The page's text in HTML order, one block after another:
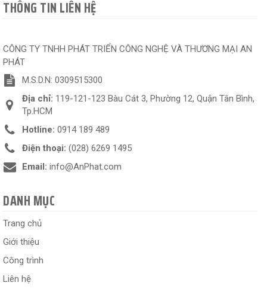
THÔNG TIN LIÊN HỆ
CÔNG TY TNHH PHÁT TRIỂN CÔNG NGHỆ VÀ THƯƠNG MẠI AN
PHÁT
M.S.D.N: 0309515300
Địa chỉ: 119-121-123 Bàu Cát 3, Phường 12, Quận Tân Bình,
Tp.HCM
Hotline: 0914 189 489
Điện thoại: (028) 6269 1495
Email: info@AnPhat.com
DANH MỤC
Trang chủ
Giới thiệu
Công trình
Liên hệ